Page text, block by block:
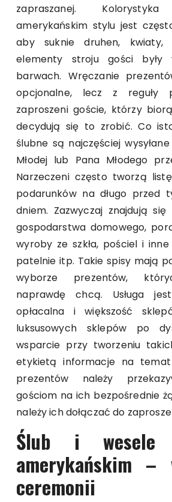
zapraszanej.
amerykańskim stylu jest
aby suknie druhen, kwiaty,
elementy stroju gości były
barwach. Wręczanie
opcjonalne, lecz z reguły
zaproszeni goście, którzy
decydują się to zrobić. Co
ślubne są najczęściej
Młodej lub Pana Młodego
Narzeczeni często tworzą
podarunków na długo przed
dniem. Zazwyczaj znajdują się
gospodarstwa domowego,
wyroby ze szkła, pościel i
patelnie itp. Takie spisy mają
wyborze prezentów,
naprawdę chcą. Usługa
opłacalna i większość
luksusowych sklepów po
wsparcie przy tworzeniu
etykietą informacje na
prezentów należy
gościom na ich bezpośrednie
należy ich dołączać do
Ślub i
amerykańskim
ceremonii